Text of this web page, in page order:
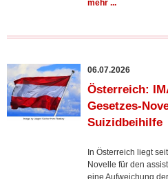
mehr ...
06.07.2026
Österreich:
Gesetzes-
Suizidbeihilfe
In Österreich liegt
Novelle für den